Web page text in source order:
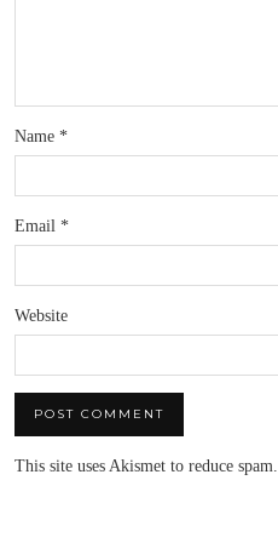
Name *
Email *
Website
This site uses Akismet to reduce spam.